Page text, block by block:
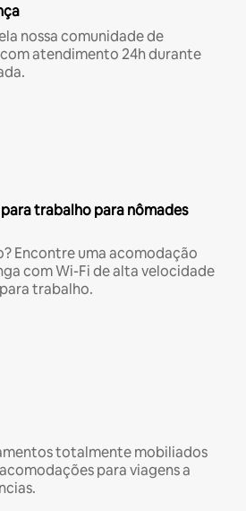
nossa comunidade de
atendimento 24h durante
trabalho para nômades
Encontre uma acomodação
com Wi-Fi de alta velocidade
trabalho.
totalmente mobiliados
para viagens a